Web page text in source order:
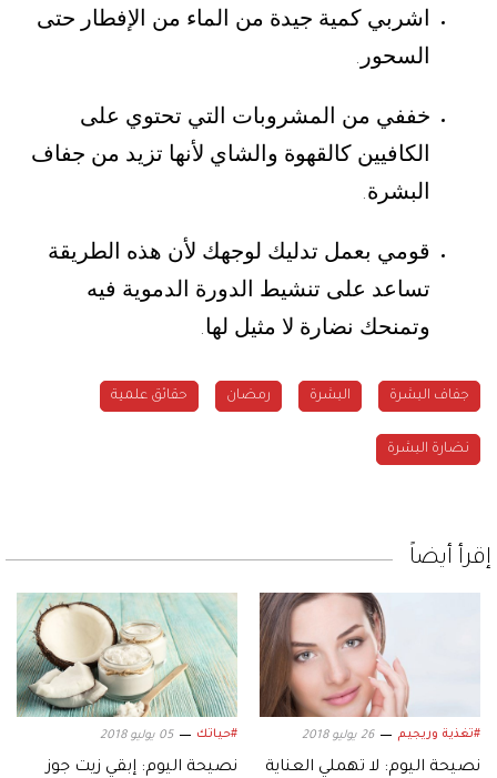
اشربي كمية جيدة من الماء من الإفطار حتى
السحور .
خففي من المشروبات التي تحتوي على
الكافيين كالقهوة والشاي لأنها تزيد من جفاف
البشرة.
قومي بعمل تدليك لوجهك لأن هذه الطريقة
تساعد على تنشيط الدورة الدموية فيه
وتمنحك نضارة لا مثيل لها.
جفاف البشرة البشرة رمضان حقائق علمية
نضارة البشرة
إقرأ أيضاً
#تغذية وريجيم 26 يوليو 2018
نصيحة اليوم: لا تهملي العناية
#حياتك 05 يوليو 2018
نصيحة اليوم: إبقي زيت جوز